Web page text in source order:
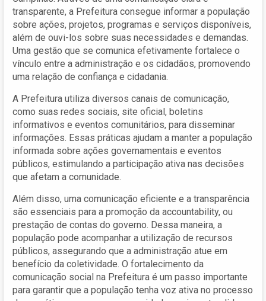
transparente, a Prefeitura consegue informar a população
sobre ações, projetos, programas e serviços disponíveis,
além de ouvi-los sobre suas necessidades e demandas.
Uma gestão que se comunica efetivamente fortalece o
vínculo entre a administração e os cidadãos, promovendo
uma relação de confiança e cidadania.
A Prefeitura utiliza diversos canais de comunicação,
como suas redes sociais, site oficial, boletins
informativos e eventos comunitários, para disseminar
informações. Essas práticas ajudam a manter a população
informada sobre ações governamentais e eventos
públicos, estimulando a participação ativa nas decisões
que afetam a comunidade.
Além disso, uma comunicação eficiente e a transparência
são essenciais para a promoção da accountability, ou
prestação de contas do governo. Dessa maneira, a
população pode acompanhar a utilização de recursos
públicos, assegurando que a administração atue em
benefício da coletividade. O fortalecimento da
comunicação social na Prefeitura é um passo importante
para garantir que a população tenha voz ativa no processo